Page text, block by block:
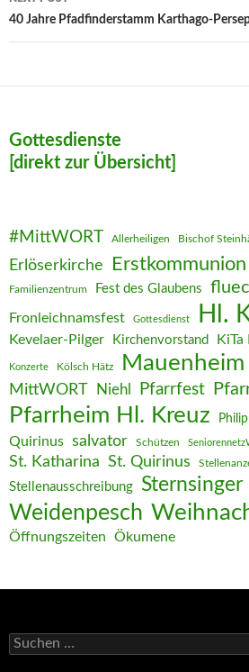
40 Jahre Pfadfinderstamm Karthago-
Gottesdienste
[direkt zur Übersicht]
#MittWORT Allerheiligen Bischof
Erlöserkirche Erstkommunion
Familienzentrum Fest des Glaubens
Fronleichnamsfest Gottesdienst Hl.
Kevelaer-Pilger Kirchenvorstand
Konzerte Kölsch Hätz Mauenheim
MittWORT Niehl Pfarrfest
Pfarrheim Hl. Kreuz
Quirinus salvator Schützen
St. Katharina St. Quirinus
Stellenausschreibung Sternsinger
Weidenpesch
Öffnungszeiten Ökumene
Suchen
nach: